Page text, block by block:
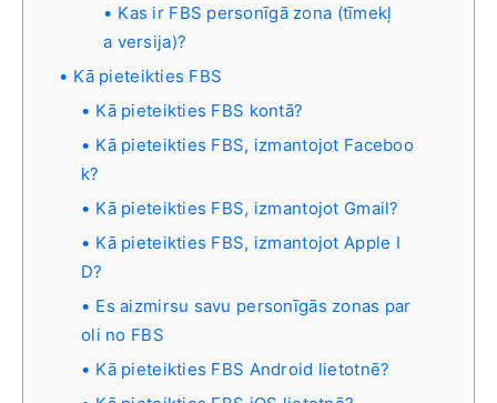
Kas ir FBS personīgā zona (tīmekļ
a versija)?
Kā pieteikties FBS
Kā pieteikties FBS kontā?
Kā pieteikties FBS, izmantojot Faceboo
k?
Kā pieteikties FBS, izmantojot Gmail?
Kā pieteikties FBS, izmantojot Apple I
D?
Es aizmirsu savu personīgās zonas par
oli no FBS
Kā pieteikties FBS Android lietotnē?